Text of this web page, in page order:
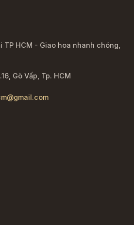
TP HCM - Giao hoa nhanh chóng,
Gò Vấp, Tp. HCM